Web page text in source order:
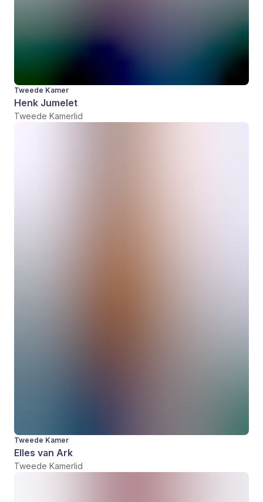
Tweede Kamer
Henk Jumelet
Tweede Kamerlid
Tweede Kamer
Elles van Ark
Tweede Kamerlid